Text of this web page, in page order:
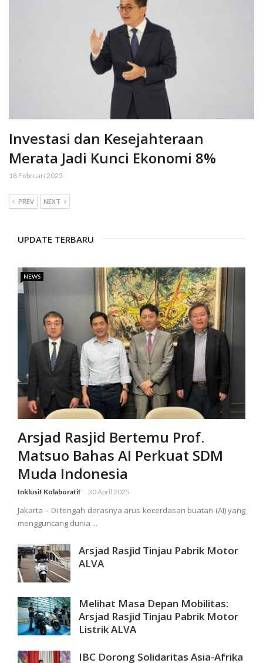
Investasi dan Kesejahteraan
Merata Jadi Kunci Ekonomi 8%
18 Februari 2025
PREV NEXT
UPDATE TERBARU
NEWS
Arsjad Rasjid Bertemu Prof.
Matsuo Bahas AI Perkuat SDM
Muda Indonesia
Inklusif Kolaboratif 30 April 2025
Jakarta – Di tengah derasnya arus kecerdasan buatan (AI) yang
mengguncang dunia ...
Arsjad Rasjid Tinjau Pabrik Motor
ALVA
Melihat Masa Depan Mobilitas:
Arsjad Rasjid Tinjau Pabrik Motor
Listrik ALVA
IBC Dorong Solidaritas Asia-Afrika